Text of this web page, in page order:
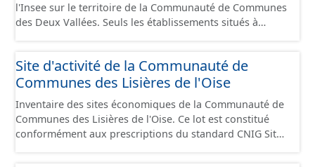
l'Insee sur le territoire de la Communauté de Communes
des Deux Vallées. Seuls les établissements situés à
conformément aux prescriptions du standard CNIG Sites
Économiques. Ce lot ne contient pas la référence aux
delà des prescriptions du CNIG se limitant aux SCI.
Site d'activité de la Communauté de
Communes des Lisières de l'Oise
Inventaire des sites économiques de la Communauté de
Communes des Lisières de l'Oise. Ce lot est constitué
conformément aux prescriptions du standard CNIG Sites